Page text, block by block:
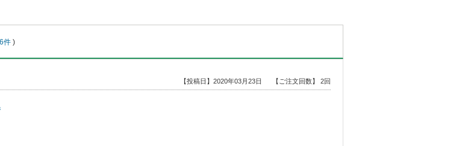
6件 )
【ご注文回数】 2回
【投稿日】2020年03月23日